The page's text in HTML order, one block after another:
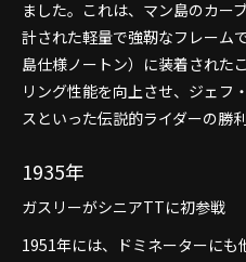
ました。これは、マン島のカー
計された軽量で強靭なフレーム
島仕様ノートン）に装着された
リング性能を向上させ、ジェフ
スといった伝説的ライダーの勝
1935年
ガスリーがシニアTTに初参戦
1951年には、ドミネーターに